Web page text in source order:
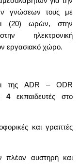
γνώσεων τους με
(20) ωρών, στην
ηλεκτρονική
εργασιακό χώρο.
της ADR – ODR
4 εκπαιδευτές στο
και γραπτές
πλέον αυστηρή και